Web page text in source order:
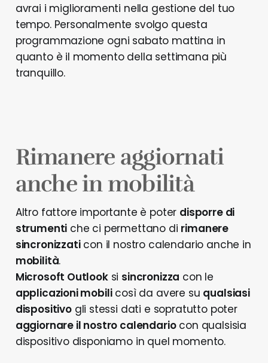
avrai i miglioramenti nella gestione del tuo
tempo. Personalmente svolgo questa
programmazione ogni sabato mattina in
quanto è il momento della settimana più
tranquillo.
Rimanere aggiornati
anche in mobilità
Altro fattore importante è poter disporre di
strumenti che ci permettano di rimanere
sincronizzaticon il nostro calendario anche in
mobilità.
Microsoft Outlooksi sincronizza con le
applicazioni mobilicosì da avere su qualsiasi
dispositivogli stessi dati e sopratutto poter
aggiornare il nostro calendariocon qualsisia
dispositivo disponiamo in quel momento.